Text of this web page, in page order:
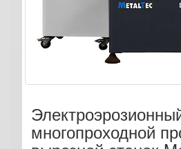
многопроходной